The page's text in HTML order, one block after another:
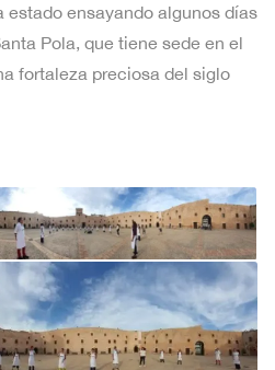
estado ensayando algunos días
Pola, que tiene sede en el
fortaleza preciosa del siglo